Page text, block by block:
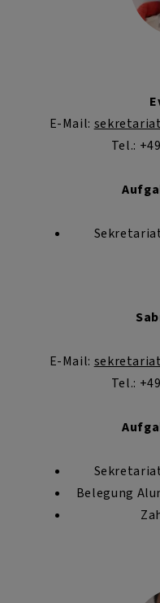
E-Mail:
Tel.:
E-Mail:
Tel.:
Belegung